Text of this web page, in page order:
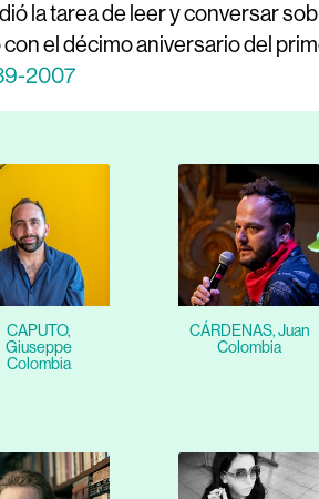
la tarea de leer y conversar
el décimo aniversario del
2007
CAPUTO,
Giuseppe
Colombia
CÁRDENAS, Juan
Colombia